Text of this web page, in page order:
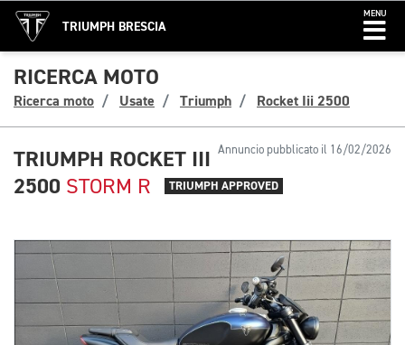
TRIUMPH BRESCIA
MENU
RICERCA MOTO
Ricerca moto Usate Triumph Rocket Iii 2500
Annuncio pubblicato il 16/02/2026
TRIUMPH ROCKET III
2500 STORM R TRIUMPH APPROVED